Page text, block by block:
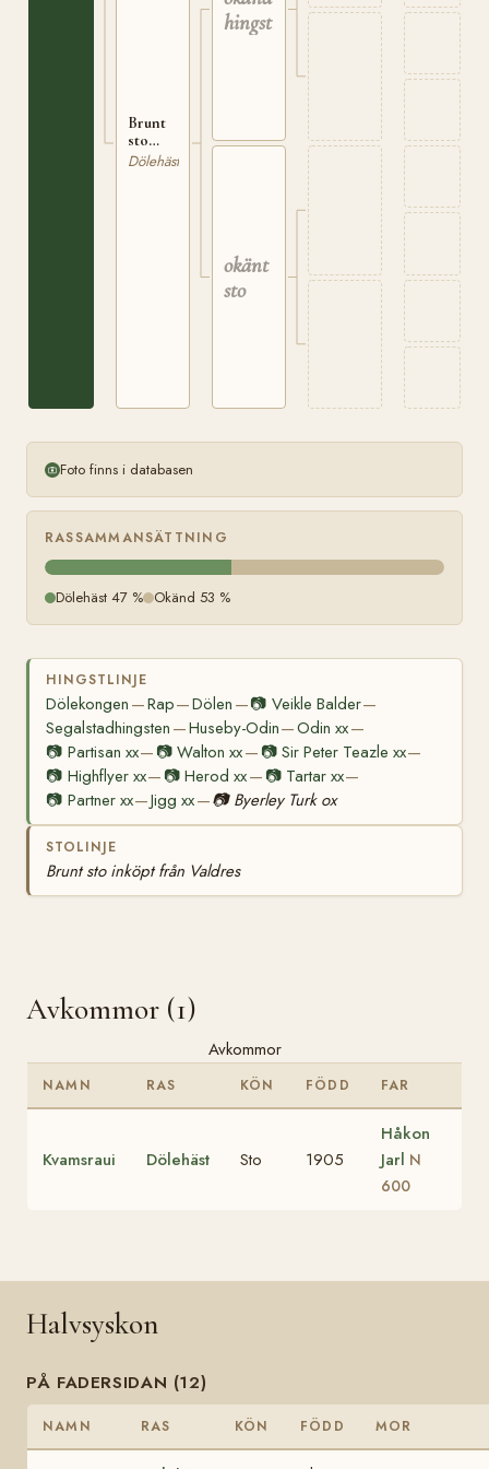
Brunt
sto
inköpt
Dölehäst
hingst
okänt
sto
Foto finns i databasen
RASSAMMANSÄTTNING
Dölehäst 47 % Okänd 53 %
HINGSTLINJE
Dölekongen —Rap—Dölen —📷 Veikle Balder—
Segalstadhingsten —Huseby-Odin—Odin xx—
📷 Partisan xx— 📷Walton xx— 📷 Sir Peter Teazle xx—
📷 Highflyer xx— 📷Herod xx— 📷 Tartar xx—
📷 Partner xx—Jigg xx—📷 Byerley Turk ox
STOLINJE
Brunt sto inköpt från Valdres
Avkommor (1)
Avkommor
NAMN RAS KÖN FÖDD FAR
Kvamsraui Dölehäst Sto 1905
Håkon
Jarl N
600
Halvsyskon
PÅ FADERSIDAN (12)
NAMN RAS KÖN FÖDD MOR